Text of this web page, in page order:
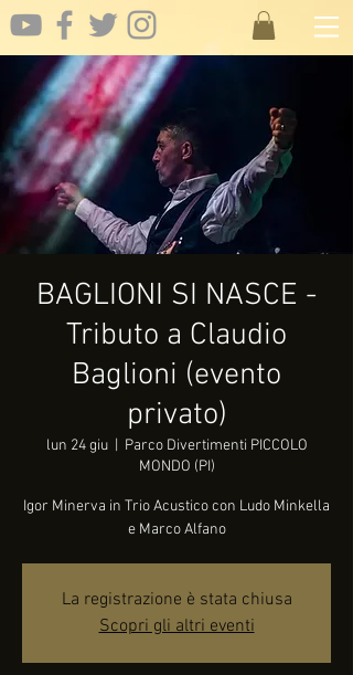
BAGLIONI SI NASCE -
Tributo a Claudio
Baglioni (evento
privato)
lun 24 giu
  |
Parco Divertimenti PICCOLO
MONDO (PI)
Igor Minerva in Trio Acustico con Ludo Minkella
e Marco Alfano
La registrazione è stata chiusa
Scopri gli altri eventi